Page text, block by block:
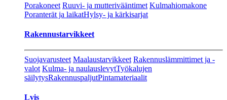
Porakoneet Ruuvi- ja mutterivääntimet Kulmahiomakone
Poranterät ja laikatHylsy- ja kärkisarjat
Rakennustarvikkeet
Suojavarusteet Maalaustarvikkeet Rakennuslämmittimet ja -
valot Kulma- ja naulauslevytTyökalujen
säilytysRakennuspaljutPintamateriaalit
Lvis